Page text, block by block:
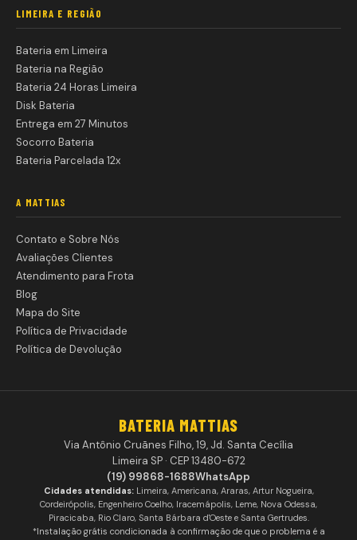
LIMEIRA E REGIÃO
Bateria em Limeira
Bateria na Região
Bateria 24 Horas Limeira
Disk Bateria
Entrega em 27 Minutos
Socorro Bateria
Bateria Parcelada 12x
A MATTIAS
Contato e Sobre Nós
Avaliações Clientes
Atendimento para Frota
Blog
Mapa do Site
Política de Privacidade
Política de Devolução
BATERIA MATTIAS
Via Antônio Cruãnes Filho, 19, Jd. Santa Cecília
Limeira SP · CEP 13480-672
(19) 99868-1688WhatsApp
Cidades atendidas:Limeira, Americana, Araras, Artur Nogueira,
Cordeirópolis, Engenheiro Coelho, Iracemápolis, Leme, Nova Odessa,
Piracicaba, Rio Claro, Santa Bárbara d'Oeste e Santa Gertrudes.
*Instalação grátis condicionada à confirmação de que o problema é a